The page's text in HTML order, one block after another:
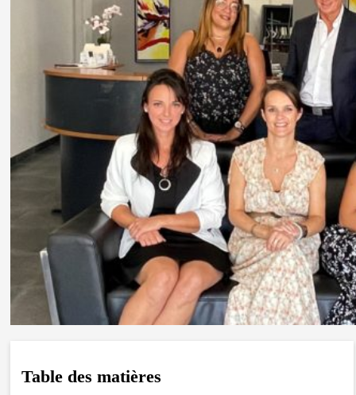
Table des matières